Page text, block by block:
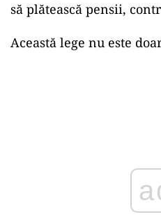
să plătească pensii,
Această lege nu este